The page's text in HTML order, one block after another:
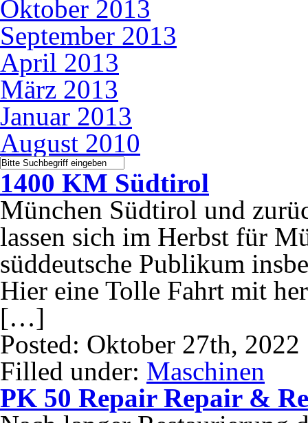
Oktober 2013
September 2013
April 2013
März 2013
Januar 2013
August 2010
1400 KM Südtirol
München Südtirol und
lassen sich im Herbst für
süddeutsche Publikum
Hier eine Tolle Fahrt mit
[…]
Posted: Oktober 27th,
Filled under: Maschinen
PK 50 Repair Repair &